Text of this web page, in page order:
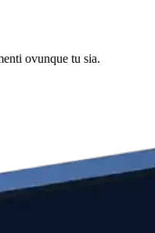
ovunque tu sia.